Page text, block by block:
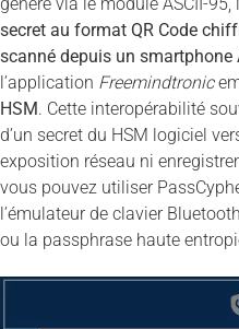
secret au format QR Code
scanné depuis un smartphone
l’application Freemindtronic
HSM. Cette interopérabilité
d’un secret du HSM logiciel
exposition réseau ni
vous pouvez utiliser
l’émulateur de clavier
ou la passphrase haute